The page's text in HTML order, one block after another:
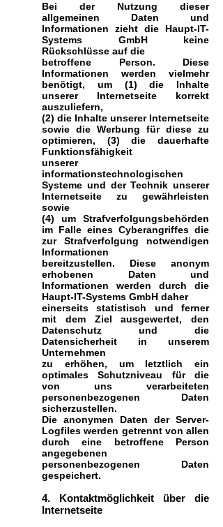
Bei der Nutzung dieser
allgemeinen Daten und
Informationen zieht die Haupt-IT-
Systems GmbH keine
Rückschlüsse auf die
betroffene Person. Diese
Informationen werden vielmehr
benötigt, um (1) die Inhalte
unserer Internetseite korrekt
auszuliefern,
(2) die Inhalte unserer Internetseite
sowie die Werbung für diese zu
optimieren, (3) die dauerhafte
Funktionsfähigkeit
unserer
informationstechnologischen
Systeme und der Technik unserer
Internetseite zu gewährleisten
sowie
(4) um Strafverfolgungsbehörden
im Falle eines Cyberangriffes die
zur Strafverfolgung notwendigen
Informationen
bereitzustellen. Diese anonym
erhobenen Daten und
Informationen werden durch die
Haupt-IT-Systems GmbH daher
einerseits statistisch und ferner
mit dem Ziel ausgewertet, den
Datenschutz und die
Datensicherheit in unserem
Unternehmen
zu erhöhen, um letztlich ein
optimales Schutzniveau für die
von uns verarbeiteten
personenbezogenen Daten
sicherzustellen.
Die anonymen Daten der Server-
Logfiles werden getrennt von allen
durch eine betroffene Person
angegebenen
personenbezogenen Daten
gespeichert.
4. Kontaktmöglichkeit über die
Internetseite